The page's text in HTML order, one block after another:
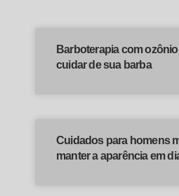
Barboterapia com
cuidar de sua barba
Cuidados para homens
manter a aparência em